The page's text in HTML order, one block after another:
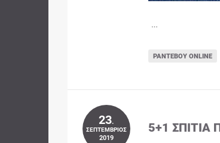
…
ΡΑΝΤΕΒΟΎ ONLINE
23.
ΣΕΠΤΈΜΒΡΙΟΣ
2019
5+1